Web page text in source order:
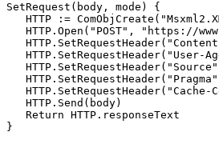
SetRequest(body, mode) {
HTTP :=
HTTP.Open("POST", "https://
HTTP.SetRequestHeader("User-
HTTP.SetRequestHeader("Cache-
   HTTP.Send(body)
   Return HTTP.responseText
}